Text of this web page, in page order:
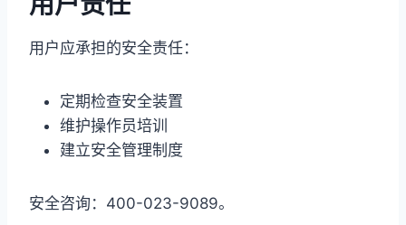
用户应承担的安全责任：
定期检查安全装置
维护操作员培训
建立安全管理制度
安全咨询：400-023-9089。